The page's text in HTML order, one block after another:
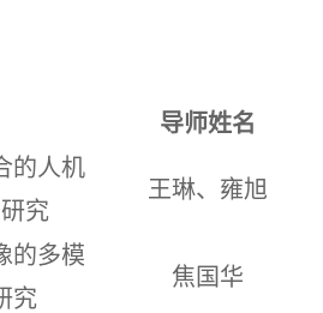
导师姓名
的人机
究
王琳、雍旭
的多模
究
焦国华